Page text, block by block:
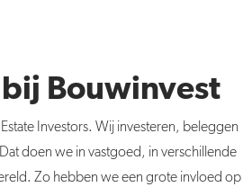
Bouwinvest
Investors. Wij investeren, beleggen
doen we in vastgoed, in verschillende
Zo hebben we een grote invloed op